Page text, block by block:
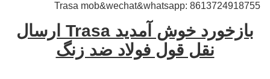
Trasa mob&wechat&whatsapp: 8613724918755
بازخورد خوش آمدید Trasa ارسال
نقل قول فولاد ضد زنگ